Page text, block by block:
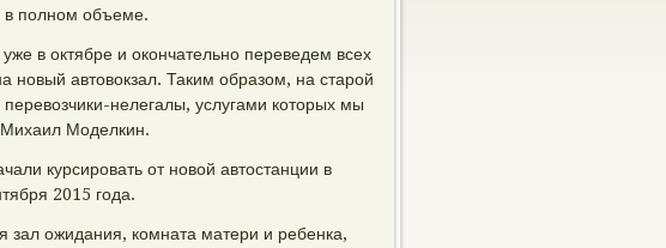
в полном объеме.
в октябре и окончательно переведем всех
новый автовокзал. Таким образом, на старой
нелегалы, услугами которых мы
Михаил Моделкин.
курсировать от новой автостанции в
2015 года.
зал ожидания, комната матери и ребенка,